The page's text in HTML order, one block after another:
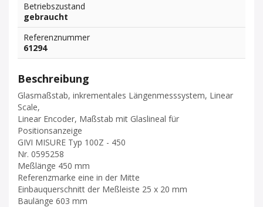
Betriebszustand
gebraucht
Referenznummer
61294
Beschreibung
Glasmaßstab, inkrementales Längenmesssystem, Linear
Scale,
Linear Encoder, Maßstab mit Glaslineal für
Positionsanzeige
GIVI MISURE Typ 100Z - 450
Nr. 0595258
Meßlänge 450 mm
Referenzmarke eine in der Mitte
Einbauquerschnitt der Meßleiste 25 x 20 mm
Baulänge 603 mm